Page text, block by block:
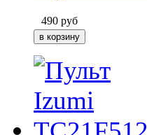
490 руб